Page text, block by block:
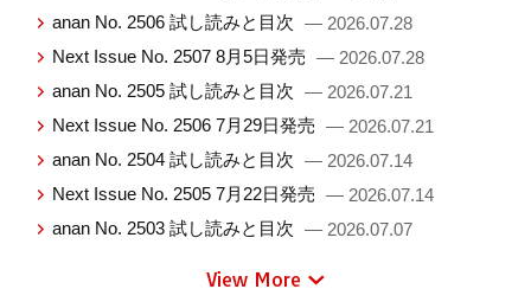
anan No. 2506 試し読みと目次 — 2026.07.28
Next Issue No. 2507 8月5日発売 — 2026.07.28
anan No. 2505 試し読みと目次 — 2026.07.21
Next Issue No. 2506 7月29日発売 — 2026.07.21
anan No. 2504 試し読みと目次 — 2026.07.14
Next Issue No. 2505 7月22日発売 — 2026.07.14
anan No. 2503 試し読みと目次 — 2026.07.07
View More